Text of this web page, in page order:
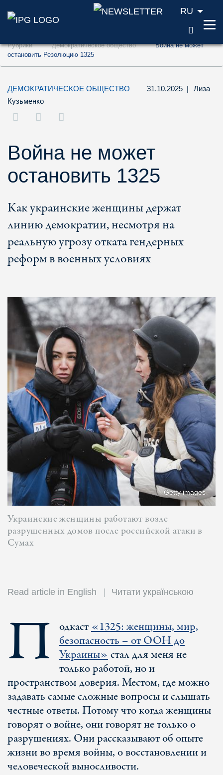
Перейти к содержанию (ключ доступа
Перейти к поиску (ключ доступа '2')
RU
Рубрики Демократическое общество
Война не может
остановить Резолюцию 1325
ДЕМОКРАТИЧЕСКОЕ ОБЩЕСТВО 31.10.2025 |
Лиза
Кузьменко
Война не может
остановить 1325
Как украинские женщины держат
линию демократии, несмотря на
реальную угрозу отката гендерных
реформ в военных условиях
Getty images
Украинские женщины работают возле
разрушенных домов после российской атаки в
Сумах
Read article in English Читати українською
П одкаст«1325: женщины, мир,
безопасность – от ООН до
Украины»стал для меня не
только работой, но и
пространством доверия. Местом, где можно
задавать самые сложные вопросы и слышать
честные ответы. Потому что когда женщины
говорят о войне, они говорят не только о
разрушениях. Они рассказывают об опыте
жизни во время войны, о восстановлении и
человеческой выносливости.